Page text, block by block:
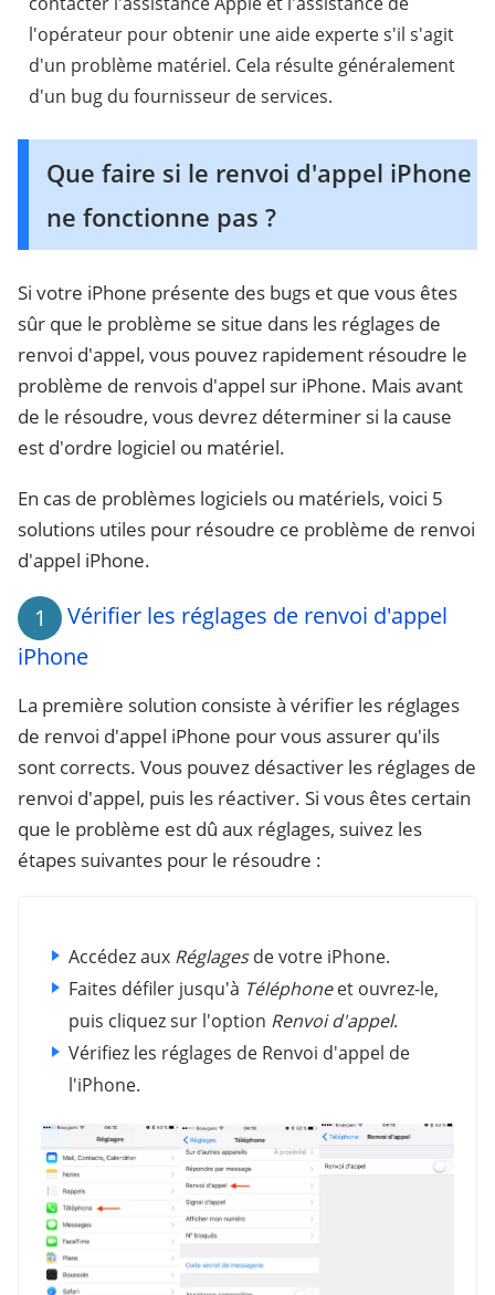
l'opérateur pour obtenir une aide experte s'il s'agit
d'un problème matériel. Cela résulte généralement
d'un bug du fournisseur de services.
Que faire si le renvoi d'appel iPhone
ne fonctionne pas ?
Si votre iPhone présente des bugs et que vous êtes
sûr que le problème se situe dans les réglages de
renvoi d'appel, vous pouvez rapidement résoudre le
problème de renvois d'appel sur iPhone. Mais avant
de le résoudre, vous devrez déterminer si la cause
est d'ordre logiciel ou matériel.
En cas de problèmes logiciels ou matériels, voici 5
solutions utiles pour résoudre ce problème de renvoi
d'appel iPhone.
1
Vérifier les réglages de renvoi d'appel
iPhone
La première solution consiste à vérifier les réglages
de renvoi d'appel iPhone pour vous assurer qu'ils
sont corrects. Vous pouvez désactiver les réglages de
renvoi d'appel, puis les réactiver. Si vous êtes certain
que le problème est dû aux réglages, suivez les
étapes suivantes pour le résoudre :
Accédez aux Réglagesde votre iPhone.
Faites défiler jusqu'à Téléphoneet ouvrez-le,
puis cliquez sur l'option Renvoi d'appel.
Vérifiez les réglages de Renvoi d'appel de
l'iPhone.